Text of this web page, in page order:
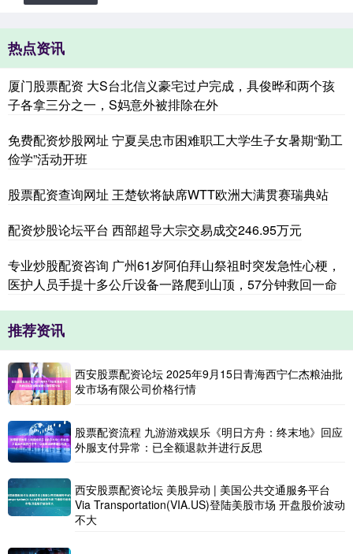
热点资讯
厦门股票配资 大S台北信义豪宅过户完成，具俊晔和两个孩
子各拿三分之一，S妈意外被排除在外
免费配资炒股网址 宁夏吴忠市困难职工大学生子女暑期“勤工
俭学”活动开班
股票配资查询网址 王楚钦将缺席WTT欧洲大满贯赛瑞典站
配资炒股论坛平台 西部超导大宗交易成交246.95万元
专业炒股配资咨询 广州61岁阿伯拜山祭祖时突发急性心梗，
医护人员手提十多公斤设备一路爬到山顶，57分钟救回一命
推荐资讯
西安股票配资论坛 2025年9月15日青海西宁仁杰粮油批
发市场有限公司价格行情
股票配资流程 九游游戏娱乐《明日方舟：终末地》回应
外服支付异常：已全额退款并进行反思
西安股票配资论坛 美股异动 | 美国公共交通服务平台
Via Transportation(VIA.US)登陆美股市场 开盘股价波动
不大